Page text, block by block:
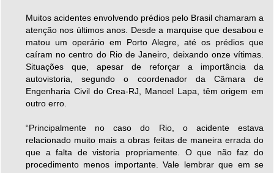
Muitos acidentes envolvendo prédios pelo Brasil chamaram a
atenção nos últimos anos. Desde a marquise que desabou e
matou um operário em Porto Alegre, até os prédios que
caíram no centro do Rio de Janeiro, deixando onze vítimas.
Situações que, apesar de reforçar a importância da
autovistoria, segundo o coordenador da Câmara de
Engenharia Civil do Crea-RJ, Manoel Lapa, têm origem em
outro erro.
“Principalmente no caso do Rio, o acidente estava
relacionado muito mais a obras feitas de maneira errada do
que a falta de vistoria propriamente. O que não faz do
procedimento menos importante. Vale lembrar que em se